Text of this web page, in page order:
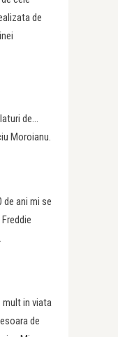
de
de…
Moroianu.
ani mi se
mult in viata
de